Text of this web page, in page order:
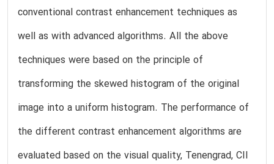
conventional contrast enhancement techniques as
well as with advanced algorithms. All the above
techniques were based on the principle of
transforming the skewed histogram of the original
image into a uniform histogram. The performance of
the different contrast enhancement algorithms are
evaluated based on the visual quality, Tenengrad, CII